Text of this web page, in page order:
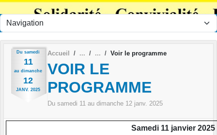
Du samedi
11
au dimanche
12
JANV. 2025
Accueil Voir le programme
VOIR LE
PROGRAMME
Du samedi 11 au dimanche 12 janv. 2025
Samedi 11 janvier 2025